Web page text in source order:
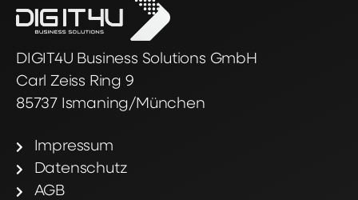
DIGIT4U Business Solutions GmbH
Carl Zeiss Ring 9
85737 Ismaning/München
Impressum
Datenschutz
AGB